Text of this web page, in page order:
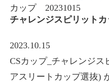
カップ 20231015
チャレンジスピリット
2023.10.15
CSカップ_チャレンジ
アスリートカップ選抜)